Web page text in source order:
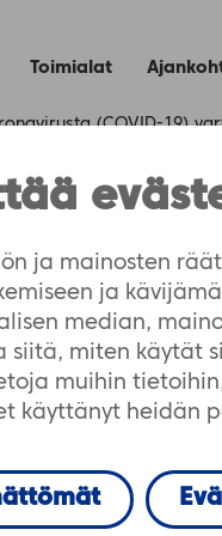
ja mainosten
ja
median,
miten käytät
muihin
käyttänyt heidän
Toimialat
(COVID-19)